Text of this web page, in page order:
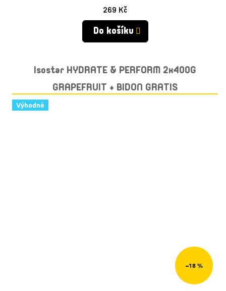
269 Kč
Do košíku
Isostar HYDRATE & PERFORM 2x400G
GRAPEFRUIT + BIDON GRATIS
Výhodné
–18 %